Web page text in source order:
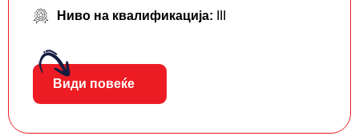
Ниво на квалификација:
Види повеќе